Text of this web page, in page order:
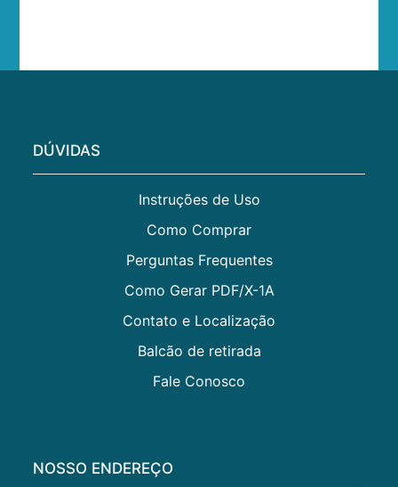
DÚVIDAS
Instruções de Uso
Como Comprar
Perguntas Frequentes
Como Gerar PDF/X-1A
Contato e Localização
Balcão de retirada
Fale Conosco
NOSSO ENDEREÇO